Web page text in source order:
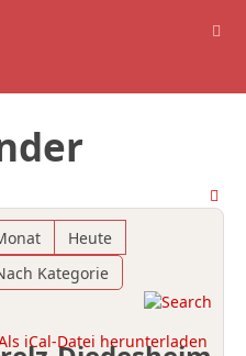
Heute
Kategorie